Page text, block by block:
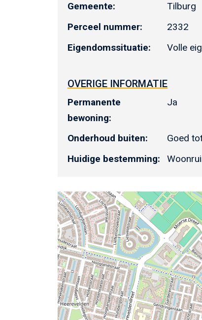
Gemeente: Tilburg
Perceel nummer:
2332
Eigendomssituatie: Volle
OVERIGE INFORMATIE
Permanente
bewoning:
Ja
Onderhoud buiten: Goed
Huidige bestemming: